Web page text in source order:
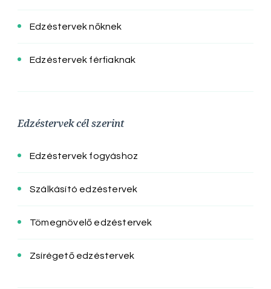
Edzéstervek nőknek
Edzéstervek férfiaknak
Edzéstervek cél szerint
Edzéstervek fogyáshoz
Szálkásító edzéstervek
Tömegnövelő edzéstervek
Zsírégető edzéstervek